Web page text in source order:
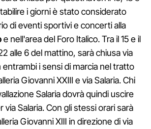
i giorni è stato considerato
di eventi sportivi e concerti alla
e nell'area del Foro Italico. Tra il 15 e il
alle 6 del mattino, sarà chiusa via
entrambi i sensi di marcia nel tratto
Giovanni XXIII e via Salaria. Chi
Salaria dovrà quindi uscire
via Salaria. Con gli stessi orari sarà
Giovanni XIII in direzione di via